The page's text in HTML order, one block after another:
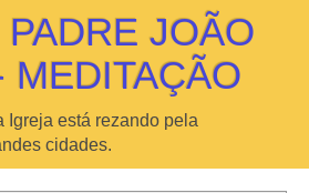
JOÃO
MEDITAÇÃO
Igreja está rezando pela
cidades.